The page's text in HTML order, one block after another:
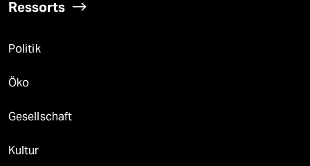
Ressorts
Politik
Öko
Gesellschaft
Kultur